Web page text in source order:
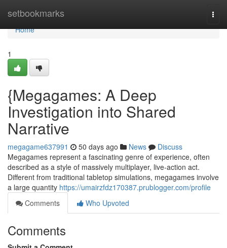
setbookmarks
Home
Home
1
{Megagames: A Deep
Investigation into Shared
Narrative
megagame637991 50 days ago News
Discuss
Megagames represent a fascinating genre of experience, often
described as a style of massively multiplayer, live-action act.
Different from traditional tabletop simulations, megagames involve
a large quantity https://umairzfdz170387.prublogger.com/profile
Comments
Who Upvoted
Comments